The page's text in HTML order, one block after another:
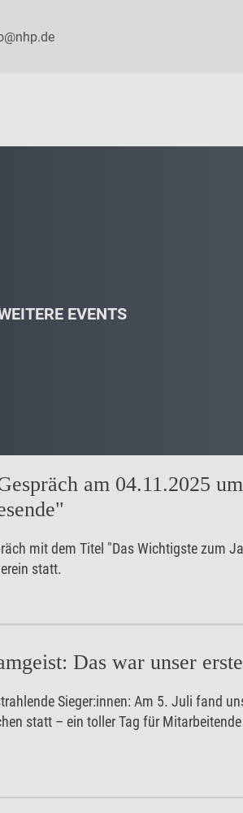
EVENTS
am 04.11.2025
mit dem Titel "Das Wichtigste zum
statt.
Das war unser
Sieger:innen: Am 5. Juli fand
statt – ein toller Tag für